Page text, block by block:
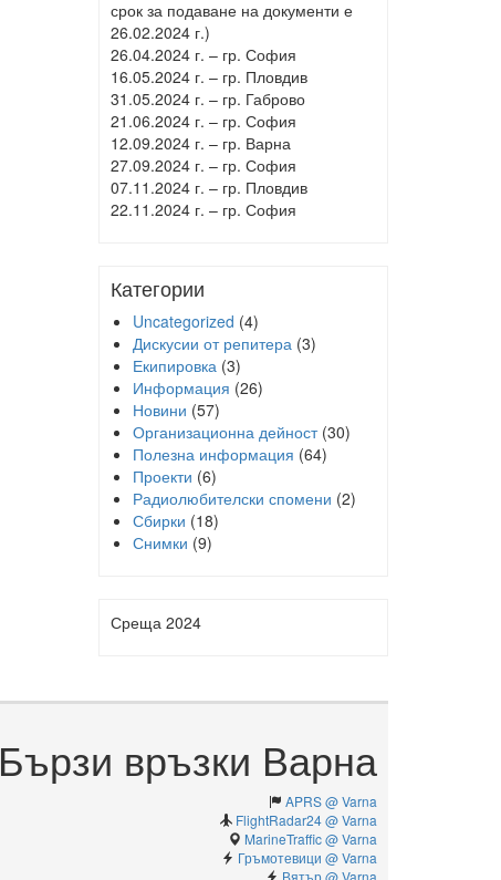
срок за подаване на документи е
26.02.2024 г.)
26.04.2024 г. – гр. София
16.05.2024 г. – гр. Пловдив
31.05.2024 г. – гр. Габрово
21.06.2024 г. – гр. София
12.09.2024 г. – гр. Варна
27.09.2024 г. – гр. София
07.11.2024 г. – гр. Пловдив
22.11.2024 г. – гр. София
Категории
Uncategorized (4)
Дискусии от репитера(3)
Екипировка(3)
Информация (26)
Новини (57)
Организационна дейност(30)
Полезна информация (64)
Проекти (6)
Радиолюбителски спомени (2)
Сбирки (18)
Снимки (9)
Среща 2024
Бързи връзки Варна
APRS @ Varna
FlightRadar24 @ Varna
MarineTraffic @ Varna
Гръмотевици @ Varna
Вятър @ Varna